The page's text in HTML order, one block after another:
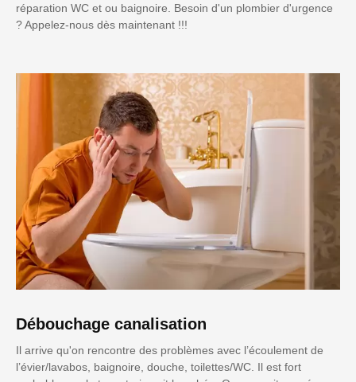
réparation WC et ou baignoire. Besoin d'un plombier d'urgence
? Appelez-nous dès maintenant !!!
Débouchage canalisation
Il arrive qu'on rencontre des problèmes avec l’écoulement de
l’évier/lavabos, baignoire, douche, toilettes/WC. Il est fort